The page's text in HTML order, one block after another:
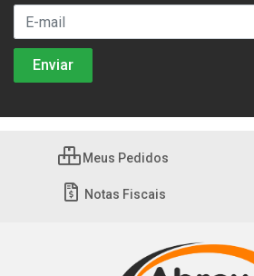
Meus Pedidos
Notas Fiscais